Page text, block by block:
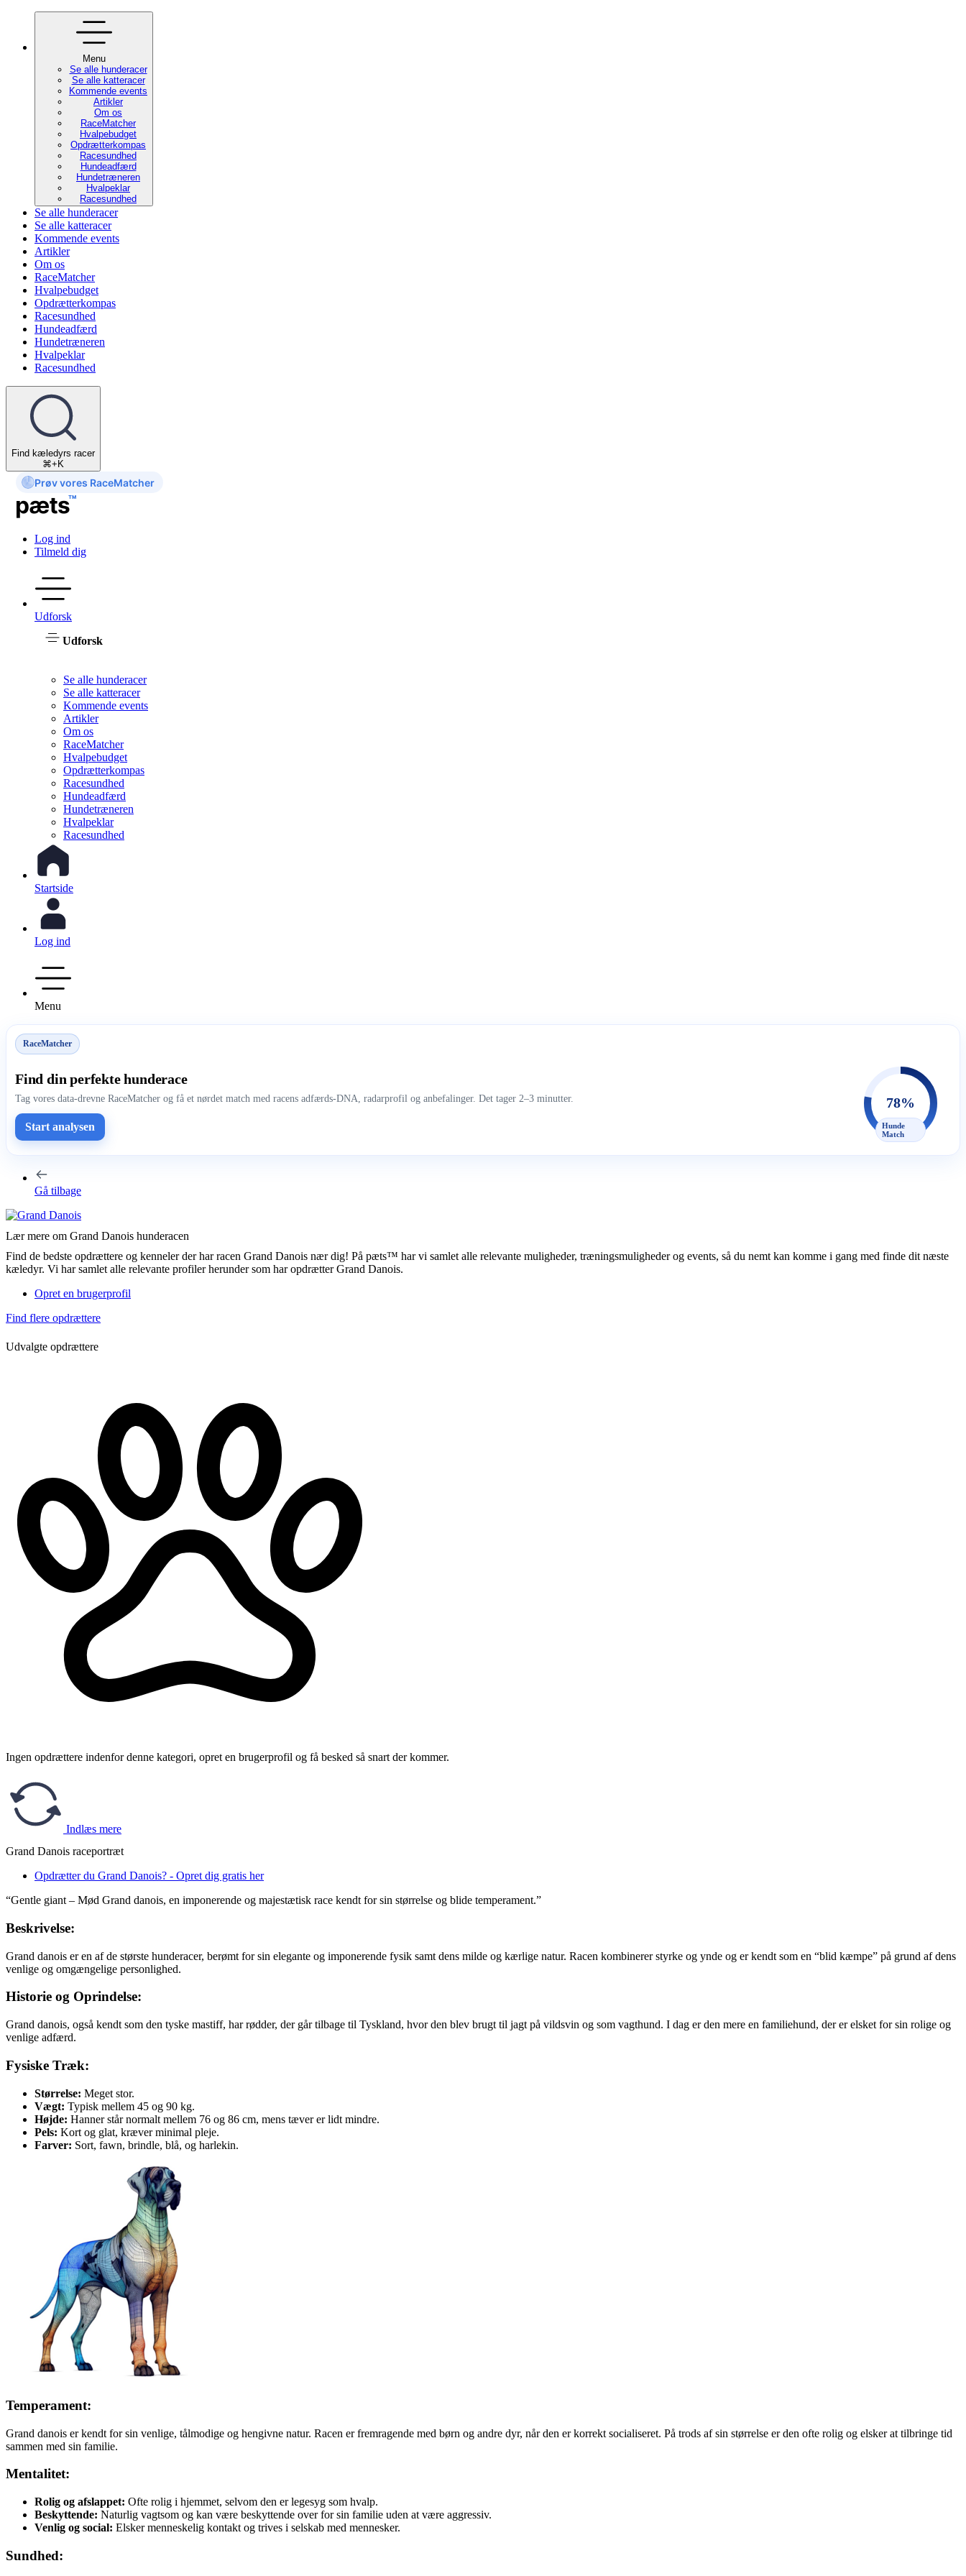
Menu
Se alle hunderacer
Se alle katteracer
Kommende events
Artikler
Om os
RaceMatcher
Hvalpebudget
Opdrætterkompas
Racesundhed
Hundeadfærd
Hundetræneren
Hvalpeklar
Racesundhed
Se alle hunderacer
Se alle katteracer
Kommende events
Artikler
Om os
RaceMatcher
Hvalpebudget
Opdrætterkompas
Racesundhed
Hundeadfærd
Hundetræneren
Hvalpeklar
Racesundhed
Find kæledyrs racer
⌘+K
Prøv vores RaceMatcher
Log ind
Tilmeld dig
Udforsk
Udforsk
Se alle hunderacer
Se alle katteracer
Kommende events
Artikler
Om os
RaceMatcher
Hvalpebudget
Opdrætterkompas
Racesundhed
Hundeadfærd
Hundetræneren
Hvalpeklar
Racesundhed
Startside
Log ind
Menu
RaceMatcher
Find din perfekte hunderace
Tag vores data-drevne RaceMatcher og få et nørdet match med racens adfærds-DNA, radarprofil og anbefalinger. Det tager 2–3 minutter.
Start analysen
78%
Hunde
Match
Gå tilbage
Lær mere om Grand Danois hunderacen
Find de bedste opdrættere og kenneler der har racen Grand Danois nær dig! På pæts™ har vi samlet alle relevante muligheder, træningsmuligheder og events, så du nemt kan komme i gang med finde dit næste
kæledyr. Vi har samlet alle relevante profiler herunder som har opdrætter Grand Danois.
Opret en brugerprofil
Find flere opdrættere
Udvalgte opdrættere
Ingen opdrættere indenfor denne kategori, opret en brugerprofil og få besked så snart der kommer.
Indlæs mere
Grand Danois raceportræt
Opdrætter du Grand Danois? - Opret dig gratis her
“Gentle giant – Mød Grand danois, en imponerende og majestætisk race kendt for sin størrelse og blide temperament.”
Beskrivelse:
Grand danois er en af de største hunderacer, berømt for sin elegante og imponerende fysik samt dens milde og kærlige natur. Racen kombinerer styrke og ynde og er kendt som en “blid kæmpe” på grund af dens
venlige og omgængelige personlighed.
Historie og Oprindelse:
Grand danois, også kendt som den tyske mastiff, har rødder, der går tilbage til Tyskland, hvor den blev brugt til jagt på vildsvin og som vagthund. I dag er den mere en familiehund, der er elsket for sin rolige og
venlige adfærd.
Fysiske Træk:
Størrelse: Meget stor.
Vægt: Typisk mellem 45 og 90 kg.
Højde: Hanner står normalt mellem 76 og 86 cm, mens tæver er lidt mindre.
Pels: Kort og glat, kræver minimal pleje.
Farver: Sort, fawn, brindle, blå, og harlekin.
Temperament:
Grand danois er kendt for sin venlige, tålmodige og hengivne natur. Racen er fremragende med børn og andre dyr, når den er korrekt socialiseret. På trods af sin størrelse er den ofte rolig og elsker at tilbringe tid
sammen med sin familie.
Mentalitet:
Rolig og afslappet: Ofte rolig i hjemmet, selvom den er legesyg som hvalp.
Beskyttende: Naturlig vagtsom og kan være beskyttende over for sin familie uden at være aggressiv.
Venlig og social: Elsker menneskelig kontakt og trives i selskab med mennesker.
Sundhed: